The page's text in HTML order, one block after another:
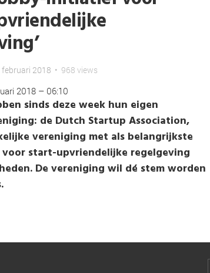
februari 2018 • 968 views
2018 – 06:10
sinds deze week hun eigen
de Dutch Startup Association,
vereniging met als belangrijkste
start-upvriendelijke regelgeving
De vereniging wil dé stem worden